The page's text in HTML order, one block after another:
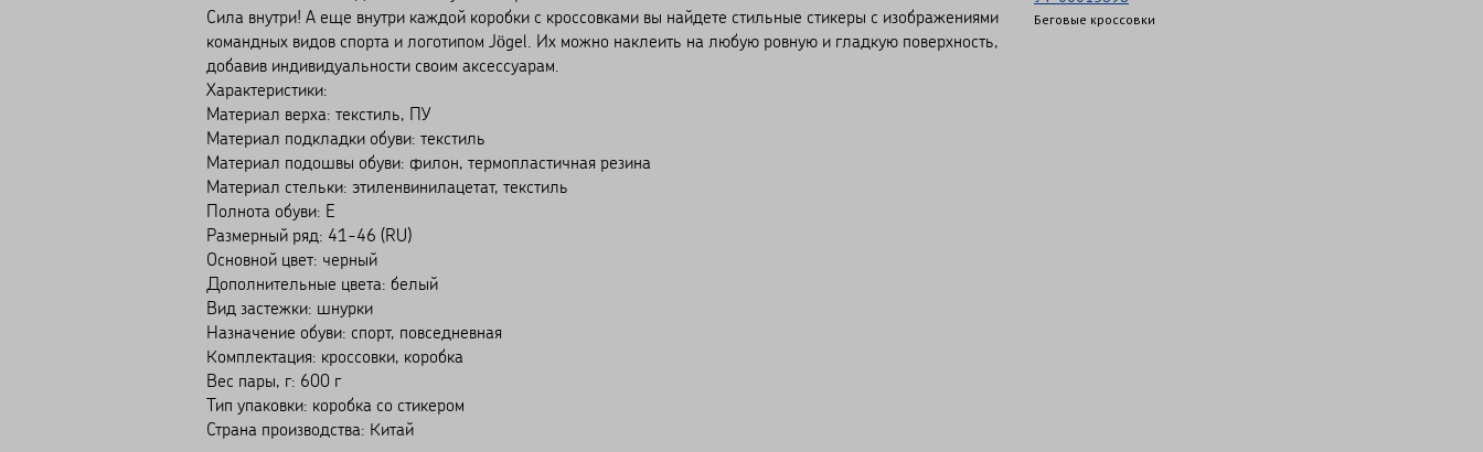
Сила внутри! А еще внутри каждой коробки с кроссовками вы найдете стильные стикеры с изображениями
командных видов спорта и логотипом Jögel. Их можно наклеить на любую ровную и гладкую поверхность,
добавив индивидуальности своим аксессуарам.
Характеристики:
Материал верха: текстиль, ПУ
Материал подкладки обуви: текстиль
Материал подошвы обуви: филон, термопластичная резина
Материал стельки: этиленвинилацетат, текстиль
Полнота обуви: Е
Размерный ряд: 41-46 (RU)
Основной цвет: черный
Дополнительные цвета: белый
Вид застежки: шнурки
Назначение обуви: спорт, повседневная
Комплектация: кроссовки, коробка
Вес пары, г: 600 г
Тип упаковки: коробка со стикером
Страна производства: Китай
Беговые кроссовки